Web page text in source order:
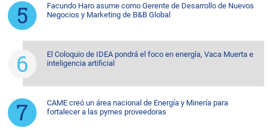
Facundo Haro asume como Gerente de Desarrollo de Nuevos
Negocios y Marketing de B&B Global
El Coloquio de IDEA pondrá el foco en energía, Vaca Muerta e
inteligencia artificial
CAME creó un área nacional de Energía y Minería para
fortalecer a las pymes proveedoras